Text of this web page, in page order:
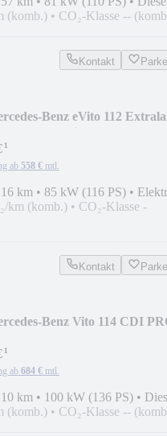
(komb.) • CO₂-Klasse --
Kontakt
Benz eVito 112
¹
ab 558 € mtl.
16 km • 85 kW (116 PS) •
km (komb.) • CO₂-Klasse -
Kontakt
Benz Vito 114 CDI
¹
ab 684 € mtl.
10 km • 100 kW (136 PS) •
(komb.) • CO₂-Klasse --